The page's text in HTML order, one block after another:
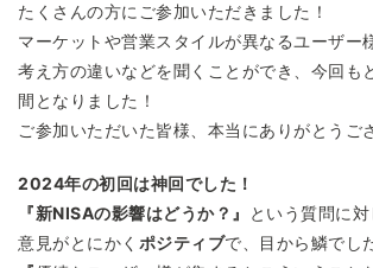
たくさんの方にご参加いただきました！
マーケットや営業スタイルが異なるユーザー
考え方の違いなどを聞くことができ、今回も
間となりました！
ご参加いただいた皆様、本当にありがとうご
2024年の初回は神回でした！
『新NISAの影響はどうか？』
という質問に
意見がとにかく ポジティブで、目から鱗でし